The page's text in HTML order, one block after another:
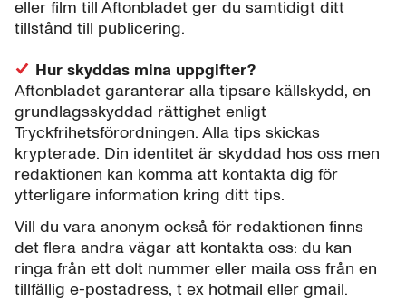
eller film till Aftonbladet ger du samtidigt ditt
tillstånd till publicering.
Hur skyddas mina uppgifter?
Aftonbladet garanterar alla tipsare källskydd, en
grundlagsskyddad rättighet enligt
Tryckfrihetsförordningen. Alla tips skickas
krypterade. Din identitet är skyddad hos oss men
redaktionen kan komma att kontakta dig för
ytterligare information kring ditt tips.
Vill du vara anonym också för redaktionen finns
det flera andra vägar att kontakta oss: du kan
ringa från ett dolt nummer eller maila oss från en
tillfällig e-postadress, t ex hotmail eller gmail.